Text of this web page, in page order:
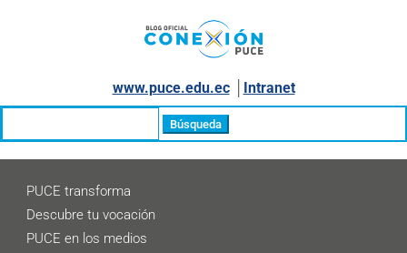
www.puce.edu.ec│ Intranet
PUCE transforma
Descubre tu vocación
PUCE en los medios